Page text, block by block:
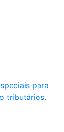
para
tributários.